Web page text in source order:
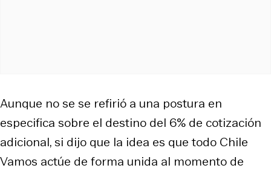
Aunque no se se refirió a una postura en
especifica sobre el destino del 6% de cotización
adicional, si dijo que la idea es que todo Chile
Vamos actúe de forma unida al momento de